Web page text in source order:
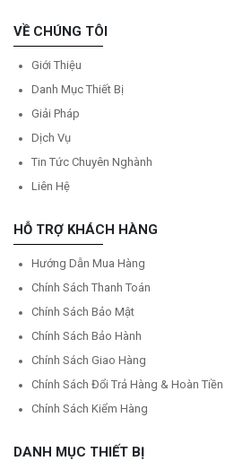
VỀ CHÚNG TÔI
Giới Thiệu
Danh Mục Thiết Bị
Giải Pháp
Dịch Vụ
Tin Tức Chuyên Nghành
Liên Hệ
HỖ TRỢ KHÁCH HÀNG
Hướng Dẫn Mua Hàng
Chính Sách Thanh Toán
Chính Sách Bảo Mật
Chính Sách Bảo Hành
Chính Sách Giao Hàng
Chính Sách Đổi Trả Hàng & Hoàn Tiền
Chính Sách Kiểm Hàng
DANH MỤC THIẾT BỊ